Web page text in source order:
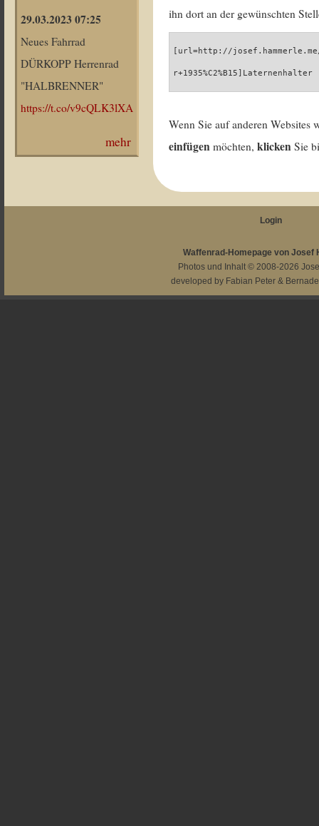
29.03.2023 07:25
Neues Fahrrad
DÜRKOPP Herrenrad
"HALBRENNER"
https://t.co/v9cQLK3lXA
mehr
ihn dort an der gewünschten
[url=http://
Wenn Sie auf anderen
einfügen möchten,klicken Sie
Login
Waffenrad-Homepage von Josef
Photos und Inhalt © 2008-2026
developed by Fabian Peter &